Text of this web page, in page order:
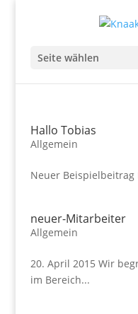
Seite wählen
Hallo Tobias
Allgemein
Neuer Beispielbeitrag
neuer-Mitarbeiter
Allgemein
20. April 2015 Wir
im Bereich...